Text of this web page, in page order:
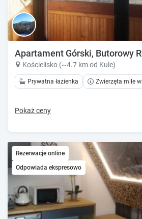
Apartament Górski, Butorowy
Kościelisko (~4.7 km od Kule)
Prywatna łazienka Zwierzęta mile
Pokaż ceny
Rezerwacje online
Odpowiada ekspresowo